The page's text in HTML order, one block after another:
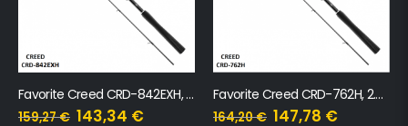
Favorite Creed CRD-842EXH, 2.54m, 20-80g
159,27€ 143,34 €
Favorite Creed CRD-762H, 2.29m, 16-56g
164,20€ 147,78 €